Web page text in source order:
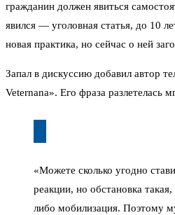
гражданин должен явиться
явился — уголовная статья, до 10
новая практика, но сейчас о ней
Запал в дискуссию добавил автор
Veternana». Его фраза разлетелась
«Можете сколько угодно
реакции, но обстановка
либо мобилизация. Поэтому